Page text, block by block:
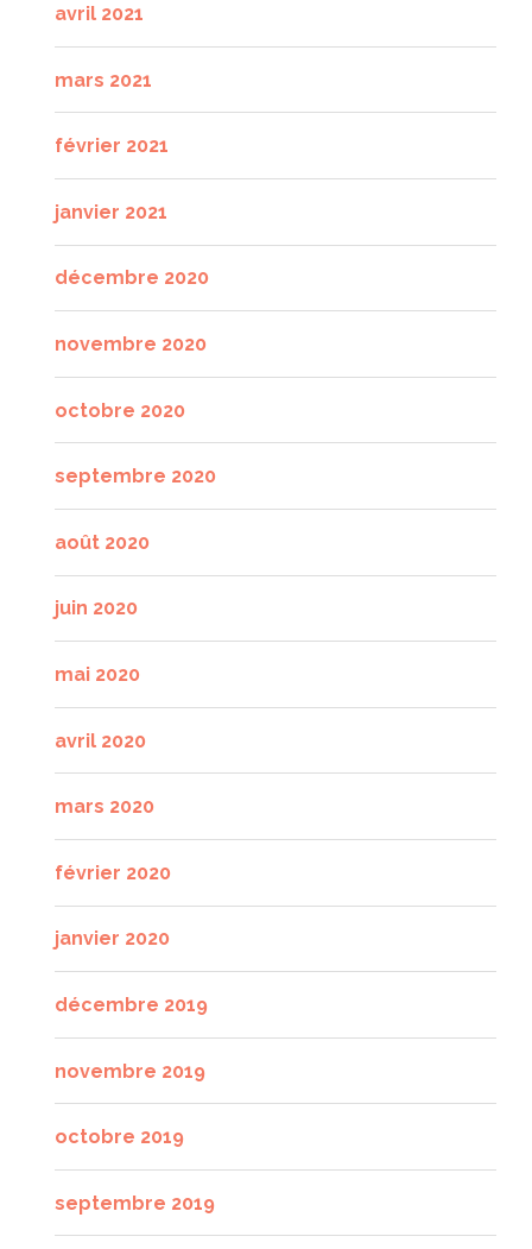
avril 2021
mars 2021
février 2021
janvier 2021
décembre 2020
novembre 2020
octobre 2020
septembre 2020
août 2020
juin 2020
mai 2020
avril 2020
mars 2020
février 2020
janvier 2020
décembre 2019
novembre 2019
octobre 2019
septembre 2019